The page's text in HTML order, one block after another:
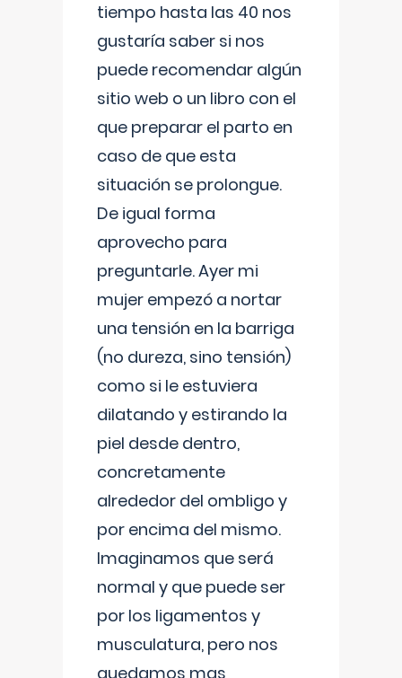
tiempo hasta las 40 nos
gustaría saber si nos
puede recomendar algún
sitio web o un libro con el
que preparar el parto en
caso de que esta
situación se prolongue.
De igual forma
aprovecho para
preguntarle. Ayer mi
mujer empezó a nortar
una tensión en la barriga
(no dureza, sino tensión)
como si le estuviera
dilatando y estirando la
piel desde dentro,
concretamente
alrededor del ombligo y
por encima del mismo.
Imaginamos que será
normal y que puede ser
por los ligamentos y
musculatura, pero nos
quedamos mas